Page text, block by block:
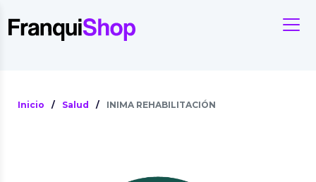
Inicio / Salud / INIMA REHABILITACIÓN